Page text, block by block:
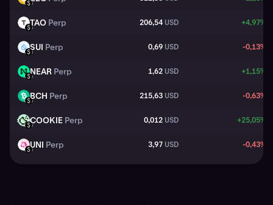
USD
TAO
USDTAO Perp 206,54 USD +4,97%
SUI
USDSUI Perp 0,69 USD -0,13%
NEAR
USDNEAR Perp 1,62 USD +1,15%
BCH
USDBCH Perp 215,63 USD -0,63%
COOKIE
USDCOOKIE Perp 0,012 USD +25,05%
UNI
USDUNI Perp 3,97 USD -0,43%